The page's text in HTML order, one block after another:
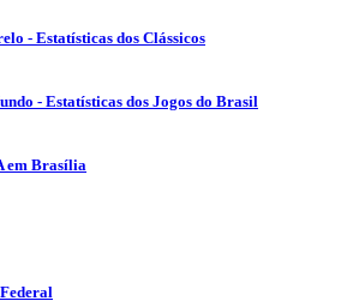
- Estatísticas dos Clássicos
- Estatísticas dos Jogos do Brasil
em Brasília